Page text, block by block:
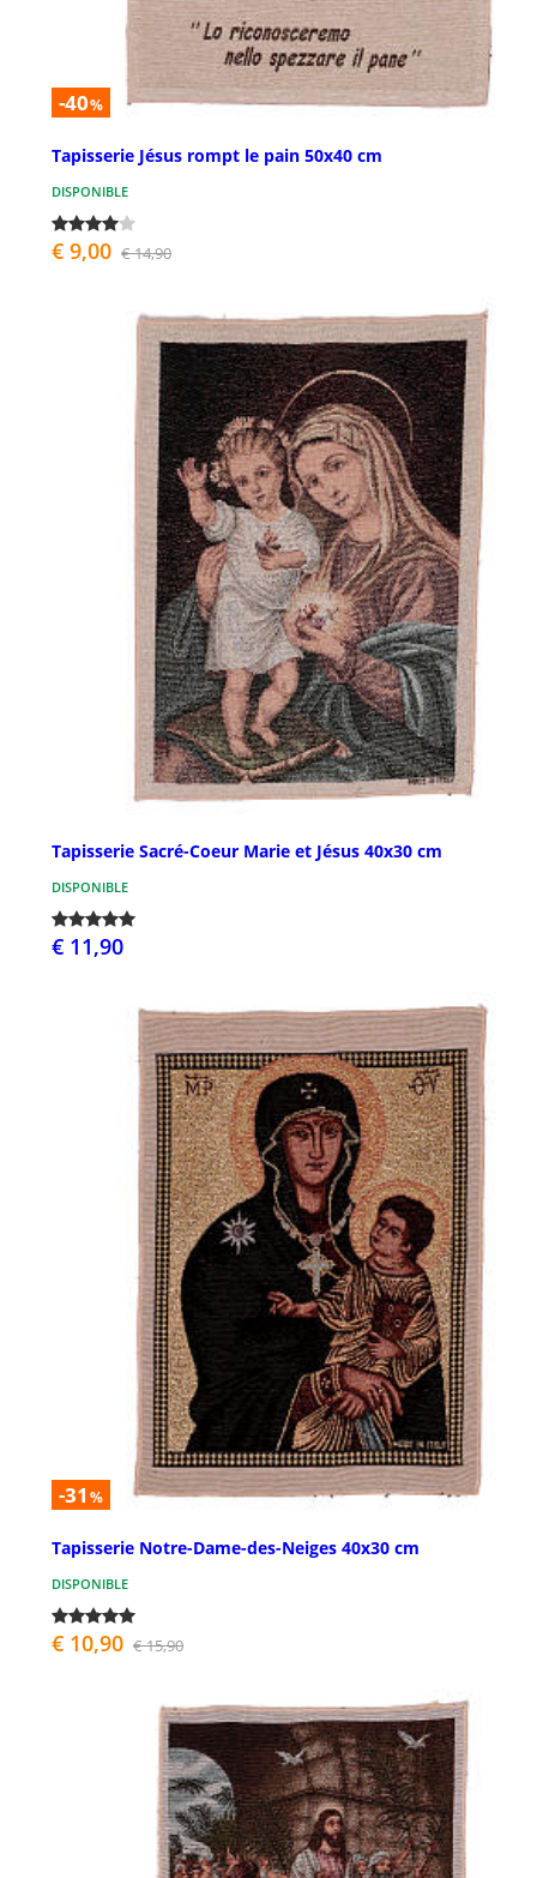
-40%
Tapisserie Jésus rompt le pain 50x40 cm
DISPONIBLE
€ 9,00 € 14,90
Tapisserie Sacré-Coeur Marie et Jésus 40x30 cm
DISPONIBLE
€ 11,90
-31 %
Tapisserie Notre-Dame-des-Neiges 40x30 cm
DISPONIBLE
€ 10,90 € 15,90